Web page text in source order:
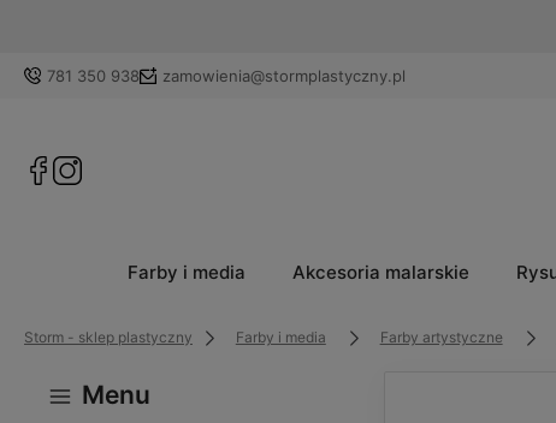
781 350 938 zamowienia@stormplastyczny.pl
Farby i media Akcesoria malarskie
Storm - sklep plastyczny Farby i media Farby artystyczne
Menu